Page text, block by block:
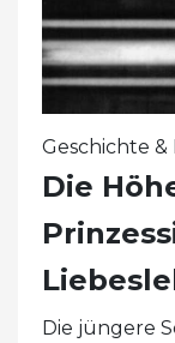
Geschichte
Die
Die jüngere